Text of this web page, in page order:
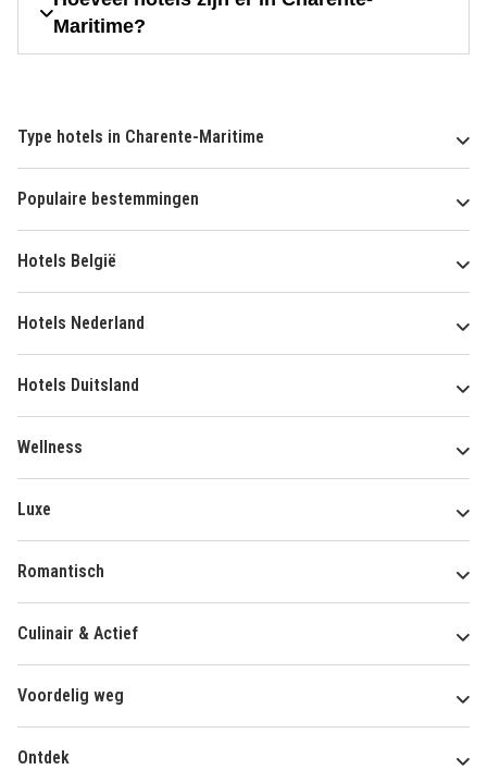
Maritime?
Type hotels in Charente-Maritime
Populaire bestemmingen
Hotels België
Hotels Nederland
Hotels Duitsland
Wellness
Luxe
Romantisch
Culinair & Actief
Voordelig weg
Ontdek